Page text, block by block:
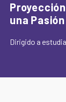
una Pasión
Dirigido a